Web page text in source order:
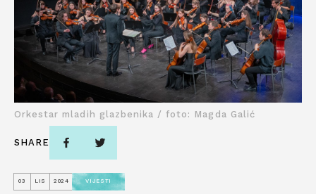
03 LIS 2024 VIJESTI
Orkestar mladih glazbenika / foto: Magda Galić
SHARE